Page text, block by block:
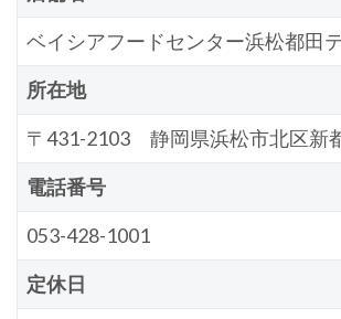
ベイシアフードセンター浜松都田
所在地
〒431-2103 静岡県浜松市北区新
電話番号
053-428-1001
定休日